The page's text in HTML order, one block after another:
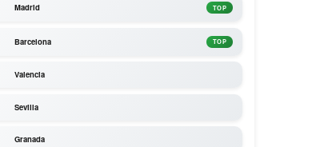
Madrid TOP
Barcelona TOP
Valencia
Sevilla
Granada